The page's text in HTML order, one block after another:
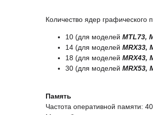
Количество ядер графического
10 (для моделей MTL73,
14 (для моделей MRX33,
18 (для моделей MRX43,
30 (для моделей MRX53,
Память
Частота оперативной памяти: